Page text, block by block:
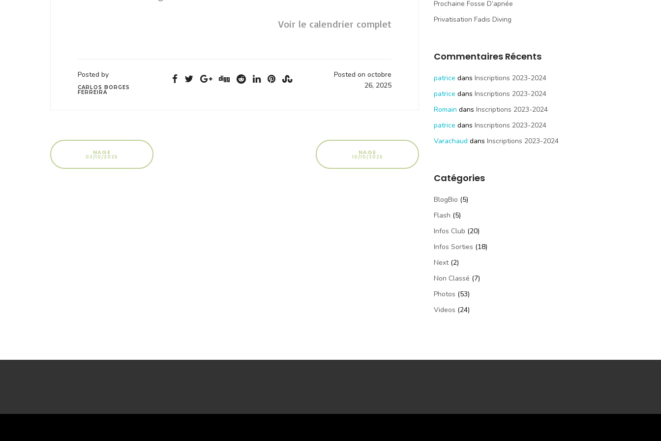
Voir le calendrier complet
Posted by
CARLOS BORGES
FERREIRA
Posted on octobre
26, 2025
NAGE
03/10/2025
NAGE
10/10/2025
Prochaine Fosse D’apnée
Privatisation Fadis Diving
Commentaires Récents
patrice dans Inscriptions 2023-2024
patrice dans Inscriptions 2023-2024
Romain dans Inscriptions 2023-2024
patrice dans Inscriptions 2023-2024
Varachaud dans Inscriptions 2023-2024
Catégories
BlogBio (5)
Flash (5)
Infos Club (20)
Infos Sorties (18)
Next(2)
Non Classé (7)
Photos (53)
Videos (24)